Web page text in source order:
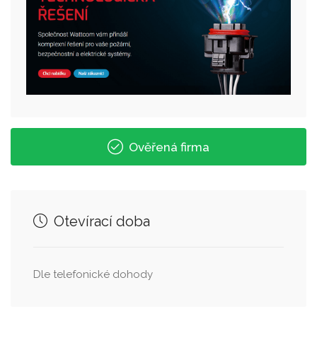
Ověřená firma
Otevírací doba
Dle telefonické dohody